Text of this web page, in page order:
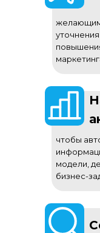
желающим
чтобы
модели,
бизнес-